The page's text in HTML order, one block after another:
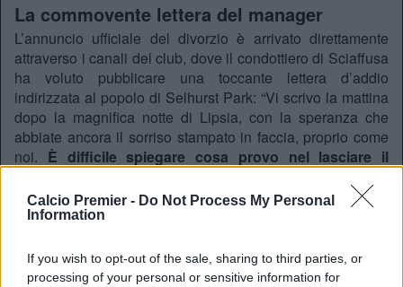
Calcio Premier - Do Not Process My Personal
Information
If you wish to opt-out of the sale, sharing to third parties, or
processing of your personal or sensitive information for
La commovente lettera del manager
L’annuncio ufficiale del divorzio è arrivato direttamente
attraverso i canali del club, dove il condottiero di Sciaffusa
ha voluto pubblicare una toccante lettera d’addio
indirizzata al popolo di Selhurst Park: “Vi scrivo la mattina
dopo la magnifica notte di Lipsia, con la speranza che
abbiate ancora il sorriso stampato in faccia, proprio come
noi. È difficile spiegare cosa provo nel lasciare il
privilegio assoluto. Sono arrivato qui da estraneo, me ne
vado sentendomi un londinese del sud.
non esiste avversario che questa squadra non possa
sconfiggere”.